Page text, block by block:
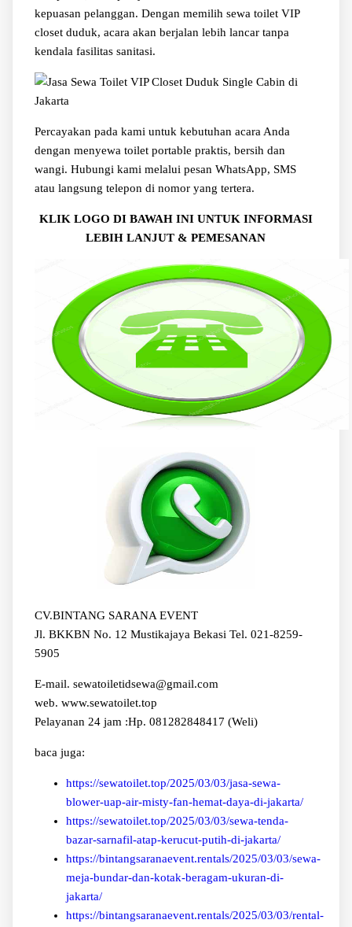
kepuasan pelanggan. Dengan memilih sewa toilet VIP
closet duduk, acara akan berjalan lebih lancar tanpa
kendala fasilitas sanitasi.
Percayakan pada kami untuk kebutuhan acara Anda
dengan menyewa toilet portable praktis, bersih dan
wangi. Hubungi kami melalui pesan WhatsApp, SMS
atau langsung telepon di nomor yang tertera.
KLIK LOGO DI BAWAH INI UNTUK INFORMASI
LEBIH LANJUT & PEMESANAN
CV.BINTANG SARANA EVENT
Jl. BKKBN No. 12 Mustikajaya Bekasi Tel. 021-8259-
5905
E-mail. sewatoiletidsewa@gmail.com
web. www.sewatoilet.top
Pelayanan 24 jam :Hp. 081282848417 (Weli)
baca juga:
https://sewatoilet.top/2025/03/03/jasa-sewa-
blower-uap-air-misty-fan-hemat-daya-di-jakarta/
https://sewatoilet.top/2025/03/03/sewa-tenda-
bazar-sarnafil-atap-kerucut-putih-di-jakarta/
https://bintangsaranaevent.rentals/2025/03/03/sewa-
meja-bundar-dan-kotak-beragam-ukuran-di-
jakarta/
https://bintangsaranaevent.rentals/2025/03/03/rental-